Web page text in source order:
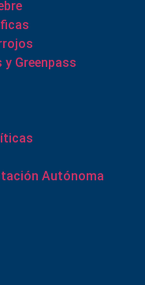
Greenpass
Autónoma